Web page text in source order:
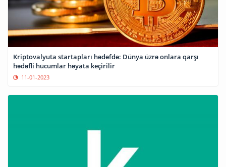
Kriptovalyuta startapları hədəfdə: Dünya üzrə onlara qarşı
hədəfli hücumlar həyata keçirilir
11-01-2023